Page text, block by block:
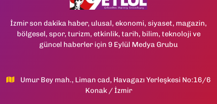
İzmir son dakika haber, ulusal, ekonomi, siyaset, magazin,
bölgesel, spor, turizm, etkinlik, tarih, bilim, teknoloji ve
güncel haberler için 9 Eylül Medya Grubu
Umur Bey mah., Liman cad, Havagazı Yerleşkesi No:16/6
Konak / İzmir